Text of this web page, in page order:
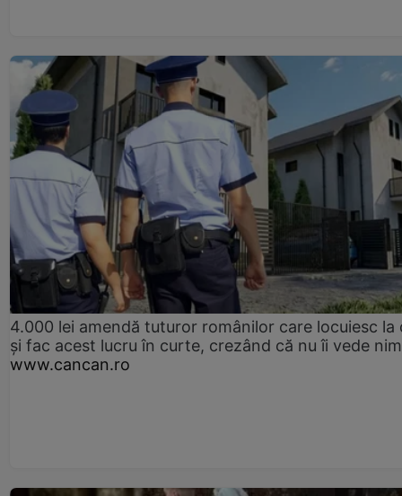
4.000 lei amendă tuturor românilor care locuiesc la
și fac acest lucru în curte, crezând că nu îi vede
www.cancan.ro